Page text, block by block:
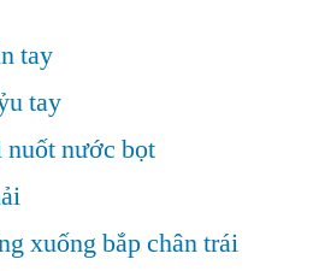
tay
tay
nước bọt
xuống bắp chân trái